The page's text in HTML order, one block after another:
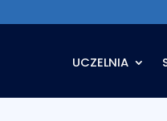
UCZELNIA